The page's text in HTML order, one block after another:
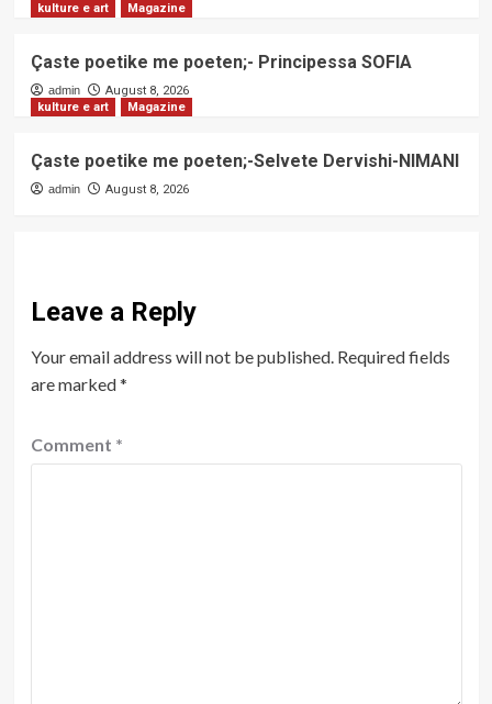
kulture e art Magazine
Çaste poetike me poeten;- Principessa SOFIA
admin
August 8, 2026
kulture e art
Magazine
Çaste poetike me poeten;-Selvete Dervishi-NIMANI
admin August 8, 2026
Leave a Reply
Your email address will not be published. Required fields
are marked*
Comment *